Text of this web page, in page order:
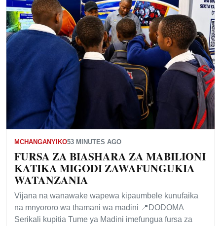
MCHANGANYIKO53 MINUTES AGO
FURSA ZA BIASHARA ZA MABILIONI
KATIKA MIGODI ZAWAFUNGUKIA
WATANZANIA
Vijana na wanawake wapewa kipaumbele kunufaika
na mnyororo wa thamani wa madini 📍DODOMA
Serikali kupitia Tume ya Madini imefungua fursa za